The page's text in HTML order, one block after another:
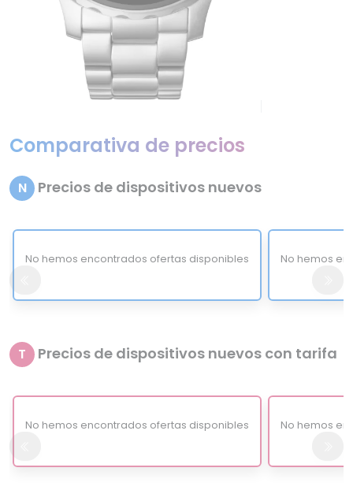
Comparativa de precios
N Precios de dispositivos nuevos
No hemos encontrados ofertas disponibles No hemos
T Precios de dispositivos nuevos con tarifa
No hemos encontrados ofertas disponibles No hemos